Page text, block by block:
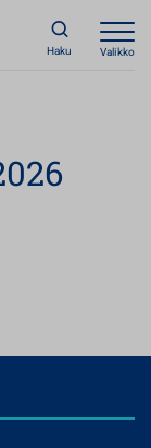
Haku Valikko